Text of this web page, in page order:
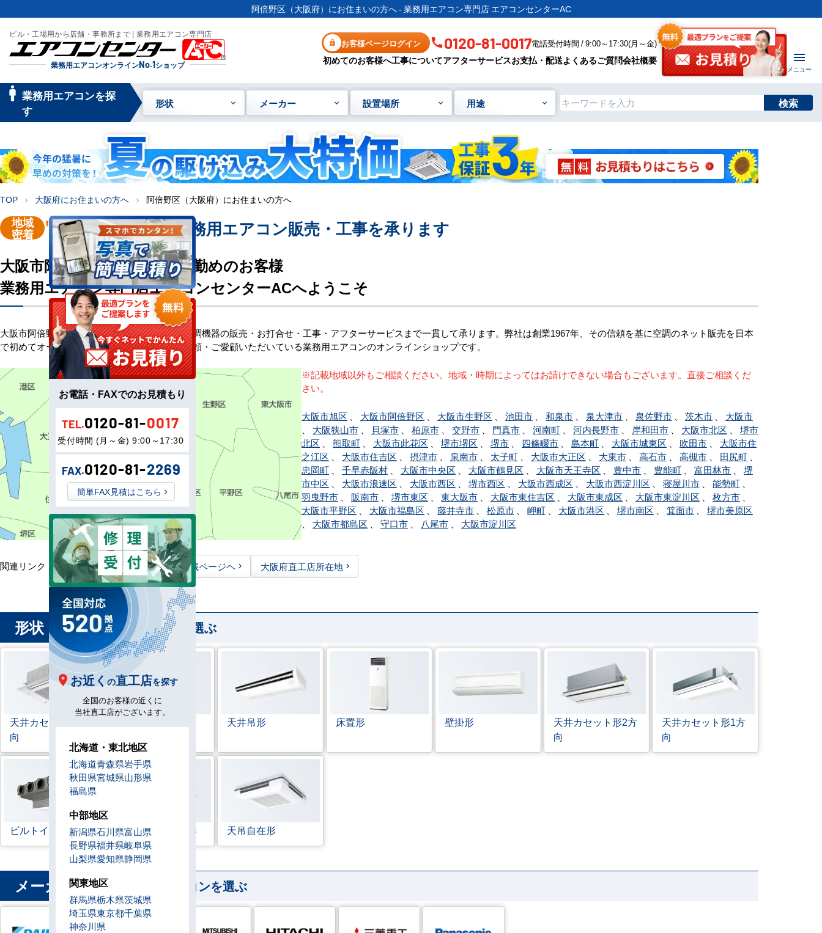
阿倍野区（大阪府）にお住まいの方へ - 業務用エアコン専門店 エアコンセンターAC
ビル・工場用から店舗・事務所まで | 業務用エアコン専門店
業務用エアコンオンラインNo.1ショップ
お客様ページログイン 0120-81-0017電話受付時間 / 9:00～17:30(月～金)
初めてのお客様へ工事についてアフターサービスお支払・配送よくあるご質問会社概要
メニュー
manage_searc
業務用エアコンを探
す
形状 メーカー 設置場所 用途 検索
TOP chevron_right 大阪府にお住まいの方へ chevron_right 阿倍野区（大阪府）にお住まいの方へ
地域
密着 "大阪市阿倍野区"業務用エアコン販売・工事を承ります
大阪市阿倍野区にお住い・お勤めのお客様
業務用エアコン専門店エアコンセンターACへようこそ
大阪市阿倍野区のお客様へ業務用エアコン・空調機器の販売・お打合せ・工事・アフターサービスまで一貫して承ります。弊社は創業1967年、その信頼を基に空調のネット販売を日本
で初めてオープンしました。以来、皆様にご信頼・ご愛顧いただいている業務用エアコンのオンラインショップです。
※記載地域以外もご相談ください。地域・時期によってはお請けできない場合もございます。直接ご相談くだ
さい。
大阪市旭区 大阪市阿倍野区 大阪市生野区 池田市 和泉市 泉大津市 泉佐野市 茨木市
大阪市
大阪狭山市 貝塚市 柏原市 交野市 門真市 河南町 河内長野市 岸和田市 大阪市北区
堺市
北区
熊取町 大阪市此花区 堺市堺区 堺市 四條畷市 島本町 大阪市城東区 吹田市
大阪市住
之江区
大阪市住吉区 摂津市 泉南市 太子町 大阪市大正区 大東市 高石市 高槻市 田尻町
忠岡町
千早赤阪村 大阪市中央区 大阪市鶴見区 大阪市天王寺区 豊中市 豊能町 富田林市
堺
市中区
大阪市浪速区 大阪市西区 堺市西区 大阪市西成区 大阪市西淀川区 寝屋川市 能勢町
羽曳野市
阪南市 堺市東区 東大阪市 大阪市東住吉区 大阪市東成区 大阪市東淀川区 枚方市
大阪市平野区
大阪市福島区 藤井寺市 松原市 岬町 大阪市港区 堺市南区 箕面市
堺市美原区
大阪市都島区 守口市 八尾市 大阪市淀川区
関連リンク： TOPページヘ 大阪府全域ページヘ 大阪府直工店所在地
形状 から業務用エアコンを選ぶ
天井カセット形
向
ラウンドフロー 天井吊形 床置形 壁掛形 天井カセット形2方
向
天井カセット形1方
向
ビルトイン形 天井埋込ダクト形 天吊自在形
メーカー から業務用エアコンを選ぶ
お電話・FAXでのお見積もり
TEL.0120-81-0017
受付時間 (月～金) 9:00～17:30
FAX.0120-81-2269
簡単FAX見積はこちら
お近く の直工店を探す
全国のお客様の近くに
当社直工店がございます。
北海道・東北地区
北海道青森県岩手県
秋田県宮城県山形県
福島県
中部地区
新潟県石川県富山県
長野県福井県岐阜県
山梨県愛知県静岡県
関東地区
群馬県栃木県茨城県
埼玉県東京都千葉県
神奈川県